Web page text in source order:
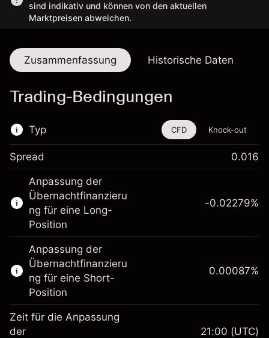
sind indikativ und können von den aktuellen
Marktpreisen abweichen.
Zusammenfassung Historische Daten
Trading-Bedingungen
Typ
Dieses Finanzinstrument steht für das Traden
über CFDs und Knock-outs zur Verfügung.
Erfahren Sie mehr über:
CFDs
Knock-outs
CFD Knock-out
Spread 0.016
Anpassung der
Übernachtfinanzieru
ng für eine Long-
Position
A$1,000.00
-0.02279%
Anpassung der
Übernachtfinanzieru
ng für eine Short-
Position
0.00087%
Zeit für die Anpassung
der
21:00 (UTC)